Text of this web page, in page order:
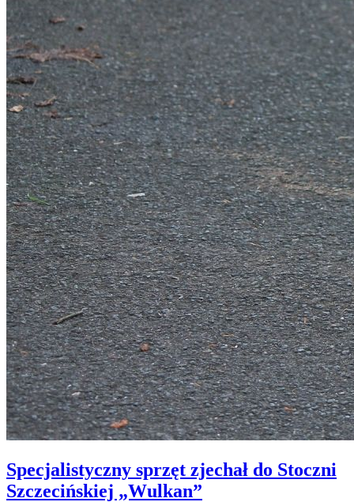
Specjalistyczny sprzęt zjechał do Stoczni
Szczecińskiej „Wulkan”